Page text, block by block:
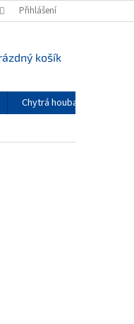
ÚDAJŮ
Přihlášení
košík
Chytrá houba